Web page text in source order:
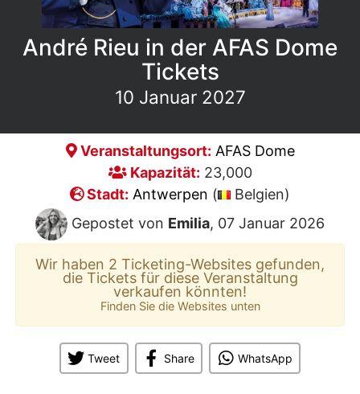
André Rieu in der AFAS Dome
Tickets
10 Januar 2027
Veranstaltungsort: AFAS Dome
Kapazität: 23,000
Stadt: Antwerpen (
Belgien)
Gepostet von Emilia, 07 Januar 2026
Wir haben 2 Ticketing-Websites gefunden,
die Tickets für diese Veranstaltung
verkaufen könnten!
Finden Sie die Websites unten
Tweet Share WhatsApp